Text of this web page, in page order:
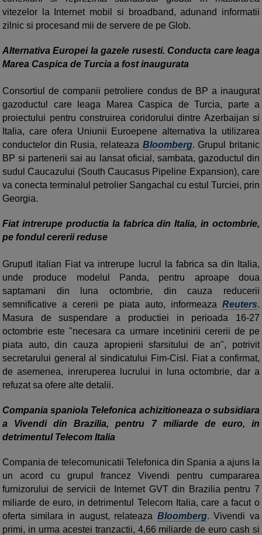
vitezelor la Internet mobil si broadband, adunand informatii
zilnic si procesand mii de servere de pe Glob.
Alternativa Europei la gazele rusesti. Conducta care leaga
Marea Caspica de Turcia a fost inaugurata
Consortiul de companii petroliere condus de BP a inaugurat
gazoductul care leaga Marea Caspica de Turcia, parte a
proiectului pentru construirea coridorului dintre Azerbaijan si
Italia, care ofera Uniunii Euroepene alternativa la utilizarea
conductelor din Rusia, relateaza Bloomberg. Grupul britanic
BP si partenerii sai au lansat oficial, sambata, gazoductul din
sudul Caucazului (South Caucasus Pipeline Expansion), care
va conecta terminalul petrolier Sangachal cu estul Turciei, prin
Georgia.
Fiat intrerupe productia la fabrica din Italia, in octombrie,
pe fondul cererii reduse
Gruputl italian Fiat va intrerupe lucrul la fabrica sa din Italia,
unde produce modelul Panda, pentru aproape doua
saptamani din luna octombrie, din cauza reducerii
semnificative a cererii pe piata auto, informeaza Reuters.
Masura de suspendare a productiei in perioada 16-27
octombrie este "necesara ca urmare incetinirii cererii de pe
piata auto, din cauza apropierii sfarsitului de an", potrivit
secretarului general al sindicatului Fim-Cisl. Fiat a confirmat,
de asemenea, inreruperea lucrului in luna octombrie, dar a
refuzat sa ofere alte detalii.
Compania spaniola Telefonica achizitioneaza o subsidiara
a Vivendi din Brazilia, pentru 7 miliarde de euro, in
detrimentul Telecom Italia
Compania de telecomunicatii Telefonica din Spania a ajuns la
un acord cu grupul francez Vivendi pentru cumpararea
furnizorului de servicii de Internet GVT din Brazilia pentru 7
miliarde de euro, in detrimentul Telecom Italia, care a facut o
oferta similara in august, relateaza Bloomberg. Vivendi va
primi, in urma acestei tranzactii, 4,66 miliarde de euro cash si